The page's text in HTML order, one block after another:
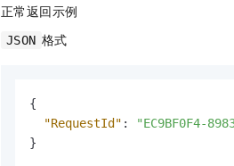
正常返回示例
JSON 格式
{
"RequestId" :
"EC9BF0F4-
}